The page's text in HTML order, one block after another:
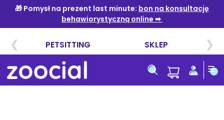
do
treści